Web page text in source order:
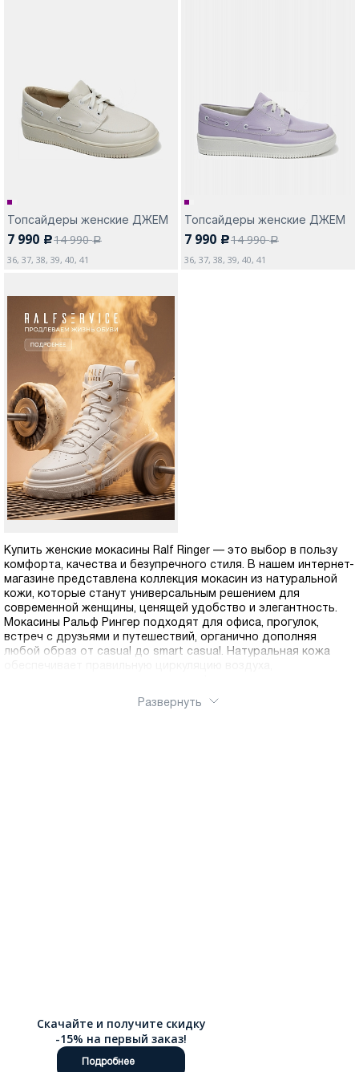
Топсайдеры женские ДЖЕМ
7 990 c14 990a
36, 37, 38, 39, 40, 41
Топсайдеры женские ДЖЕМ
7 990 c14 990a
36, 37, 38, 39, 40, 41
Купить женские мокасины Ralf Ringer — это выбор в пользу
комфорта, качества и безупречного стиля. В нашем интернет-
магазине представлена коллекция мокасин из натуральной
кожи, которые станут универсальным решением для
современной женщины, ценящей удобство и элегантность.
Мокасины Ральф Рингер подходят для офиса, прогулок,
встреч с друзьями и путешествий, органично дополняя
любой образ от casual до smart casual. Натуральная кожа
при длительной носке. Мокасины Ральф Рингер отличаются
продуманным дизайном без лишних деталей. Лаконичность
Развернуть
Скачайте и получите скидку
-15% на первый заказ!
Подробнее